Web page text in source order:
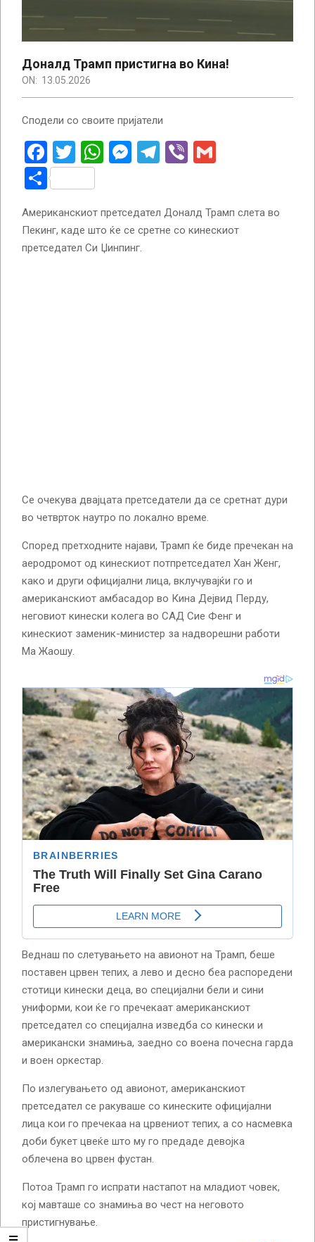
Доналд Трамп пристигна во Кина!
ON: 13.05.2026
Сподели со своите пријатели
Facebook
Twitter
WhatsApp
Messenger
Telegram
Viber
Share
Американскиот претседател Доналд Трамп слета во
Пекинг, каде што ќе се сретне со кинескиот
претседател Си Џинпинг.
Се очекува двајцата претседатели да се сретнат дури
во четврток наутро по локално време.
Според претходните најави, Трамп ќе биде пречекан на
аеродромот од кинескиот потпретседател Хан Женг,
како и други официјални лица, вклучувајќи го и
американскиот амбасадор во Кина Дејвид Перду,
неговиот кинески колега во САД Сие Фенг и
кинескиот заменик-министер за надворешни работи
Ма Жаошу.
Веднаш по слетувањето на авионот на Трамп, беше
поставен црвен тепих, а лево и десно беа распоредени
стотици кинески деца, во специјални бели и сини
униформи, кои ќе го пречекаат американскиот
претседател со специјална изведба со кинески и
американски знамиња, заедно со воена почесна гарда
и воен оркестар.
По излегувањето од авионот, американскиот
претседател се ракуваше со кинеските официјални
лица кои го пречекаа на црвениот тепих, а со насмевка
доби букет цвеќе што му го предаде девојка
облечена во црвен фустан.
Потоа Трамп го испрати настапот на младиот човек,
кој мавташе со знамиња во чест на неговото
пристигнување.